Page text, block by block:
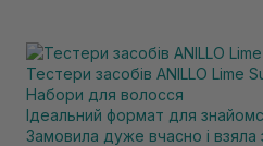
Тестери засобів ANILLO Lime
Набори для волосся
Ідеальний формат для
Замовила дуже вчасно і взяла